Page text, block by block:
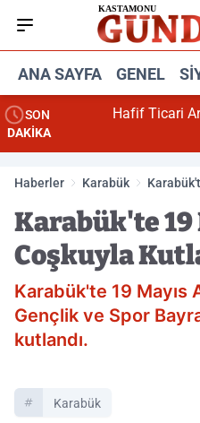
ANA SAYFA GENEL
SON
DAKİKA
Hafif Ticari Araç
Haberler Karabük
Karabük'te 19
Coşkuyla
Karabük'te 19 Mayıs
Gençlik ve Spor
kutlandı.
Karabük